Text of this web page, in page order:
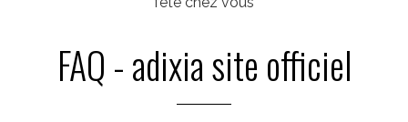
FAQ - adixia site officiel